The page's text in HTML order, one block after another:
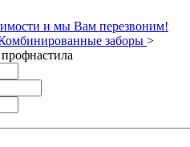
и мы Вам перезвоним!
заборы >